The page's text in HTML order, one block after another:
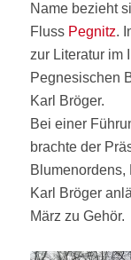
Name bezieht
Fluss Pegnitz.
zur Literatur im
Pegnesischen
Karl Bröger.
Bei einer
brachte der
Blumenordens,
Karl Bröger
März zu Gehör.